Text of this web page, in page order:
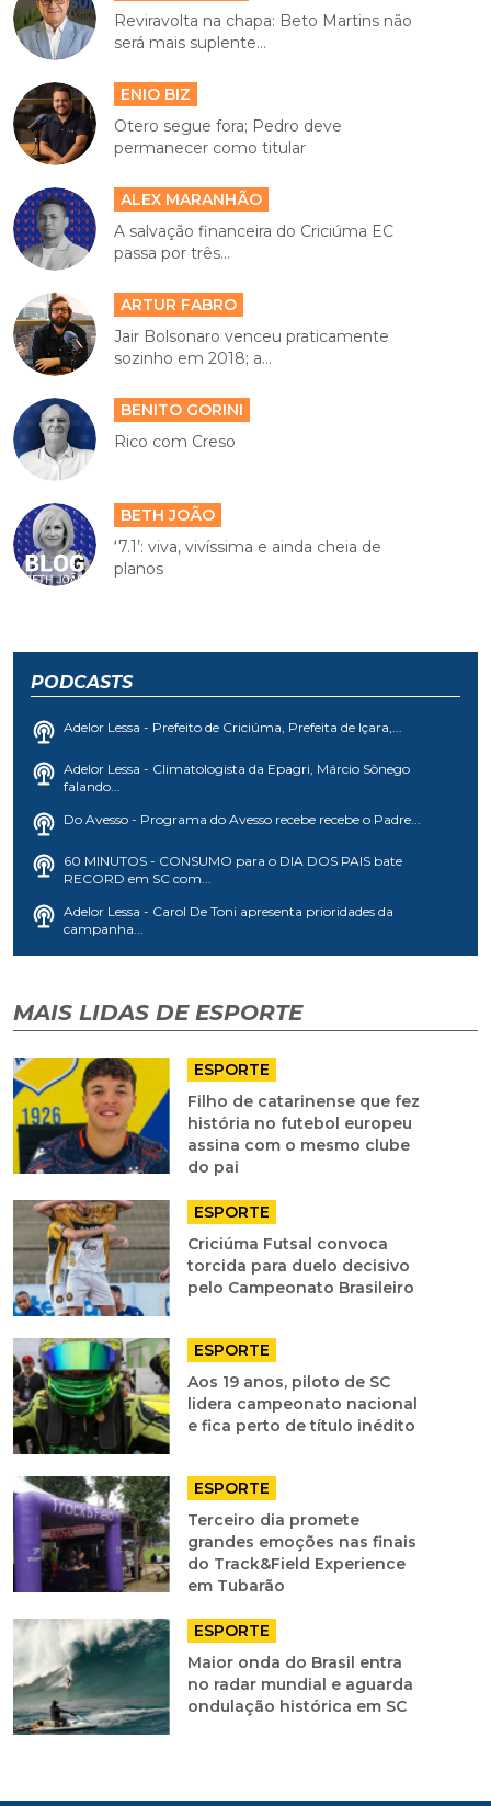
Reviravolta na chapa: Beto Martins não
será mais suplente...
ENIO BIZ
Otero segue fora; Pedro deve
permanecer como titular
ALEX MARANHÃO
A salvação financeira do Criciúma EC
passa por três...
ARTUR FABRO
Jair Bolsonaro venceu praticamente
sozinho em 2018; a...
BENITO GORINI
Rico com Creso
BETH JOÃO
‘7.1’: viva, vivíssima e ainda cheia de
planos
PODCASTS
Adelor Lessa - Prefeito de Criciúma, Prefeita de Içara,...
Adelor Lessa - Climatologista da Epagri, Márcio Sônego
falando...
Do Avesso - Programa do Avesso recebe recebe o Padre...
60 MINUTOS - CONSUMO para o DIA DOS PAIS bate
RECORD em SC com...
Adelor Lessa - Carol De Toni apresenta prioridades da
campanha...
MAIS LIDAS DE ESPORTE
ESPORTE
Filho de catarinense que fez
história no futebol europeu
assina com o mesmo clube
do pai
ESPORTE
Criciúma Futsal convoca
torcida para duelo decisivo
pelo Campeonato Brasileiro
ESPORTE
Aos 19 anos, piloto de SC
lidera campeonato nacional
e fica perto de título inédito
ESPORTE
Terceiro dia promete
grandes emoções nas finais
do Track&Field Experience
em Tubarão
ESPORTE
Maior onda do Brasil entra
no radar mundial e aguarda
ondulação histórica em SC